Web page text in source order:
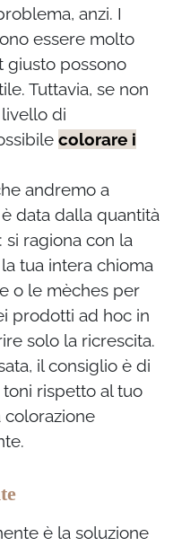
anzi. I
essere molto
giusto possono
Tuttavia, se non
di
colorare i
andremo a
data dalla quantità
ragiona con la
tua intera chioma
o le mèches per
prodotti ad hoc in
solo la ricrescita.
il consiglio è di
rispetto al tuo
è la soluzione